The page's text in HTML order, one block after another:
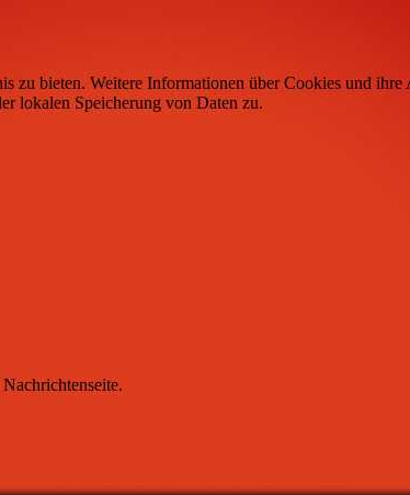
zu bieten. Weitere Informationen über Cookies und
lokalen Speicherung von Daten zu.